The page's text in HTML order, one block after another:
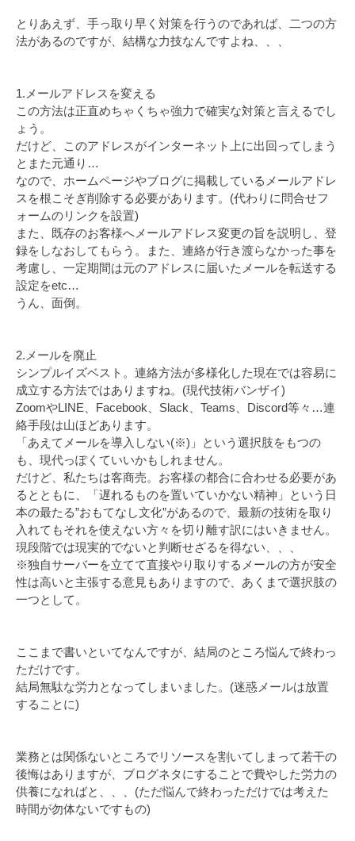
とりあえず、手っ取り早く対策を行うのであれば、二つの方
法があるのですが、結構な力技なんですよね、、、
1.メールアドレスを変える
この方法は正直めちゃくちゃ強力で確実な対策と言えるでし
ょう。
だけど、このアドレスがインターネット上に出回ってしまう
とまた元通り…
なので、ホームページやブログに掲載しているメールアドレ
スを根こそぎ削除する必要があります。(代わりに問合せフ
ォームのリンクを設置)
また、既存のお客様へメールアドレス変更の旨を説明し、登
録をしなおしてもらう。また、連絡が行き渡らなかった事を
考慮し、一定期間は元のアドレスに届いたメールを転送する
設定をetc…
うん、面倒。
2.メールを廃止
シンプルイズベスト。連絡方法が多様化した現在では容易に
成立する方法ではありますね。(現代技術バンザイ)
ZoomやLINE、Facebook、Slack、Teams、Discord等々…連
絡手段は山ほどあります。
「あえてメールを導入しない(※)」という選択肢をもつの
も、現代っぽくていいかもしれません。
だけど、私たちは客商売。お客様の都合に合わせる必要があ
るとともに、「遅れるものを置いていかない精神」という日
本の最たる”おもてなし文化”があるので、最新の技術を取り
入れてもそれを使えない方々を切り離す訳にはいきません。
現段階では現実的でないと判断せざるを得ない、、、
※独自サーバーを立てて直接やり取りするメールの方が安全
性は高いと主張する意見もありますので、あくまで選択肢の
一つとして。
ここまで書いといてなんですが、結局のところ悩んで終わっ
ただけです。
結局無駄な労力となってしまいました。(迷惑メールは放置
することに)
業務とは関係ないところでリソースを割いてしまって若干の
後悔はありますが、ブログネタにすることで費やした労力の
供養になればと、、、(ただ悩んで終わっただけでは考えた
時間が勿体ないですもの)